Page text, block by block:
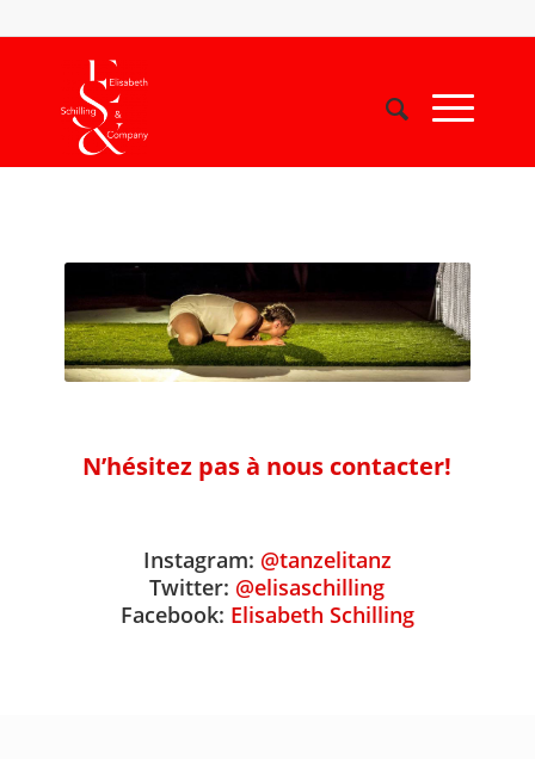
N’hésitez pas à nous contacter!
Instagram: @tanzelitanz
Twitter: @elisaschilling
Facebook: Elisabeth Schilling